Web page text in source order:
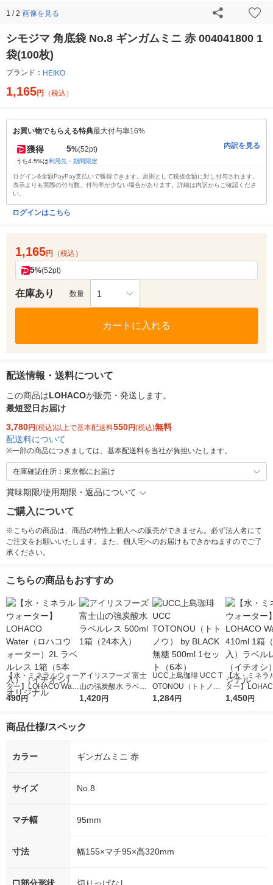
1 / 2 画像を見る
シモジマ 角底袋 No.8 ギンガムミニ 赤 004041800 1
袋(100枚)
ブランド： HEIKO
1,165円 （税込）
お買い物でもらえる特典最大付与率16%
獲得 5%(52pt)
うち4.5%は利用先・期間限定
内訳を見る
ログイン&全額PayPay支払いで獲得できます。原則として税抜金額に対し付与されます。
表示よりも実際の付与数、付与率が少ない場合があります。詳細は内訳からご確認くださ
い。
ログインはこちら
1,165円 （税込）
5%(52pt)
在庫あり 数量 1
カートに入れる
配送情報・送料について
この商品はLOHACOが販売・発送します。
最短翌日お届け
3,780円(税込)以上で基本配送料550円(税込)無料
配送料について
※一部の商品につきましては、基本配送料を当社が負担いたします。
在庫確認住所：東京都にお届け
賞味期限/使用期限・返品について
ご購入について
※こちらの商品は、商品の特性上個人への販売ができません。必ず法人名にて
ご注文をお願いいたします。また、個人宅へのお届けもできかねますのでご了
承ください。
こちらの商品もおすすめ
【水・ミネラルウォー
ター】LOHACO Wate
r（ロハコウォータ
シ） オリジナル
490円
アイリスフーズ 富士
山の強炭酸水 ラベル
レス 500ml 1箱（24
1,420円
UCC上島珈琲 UCC T
OTONOU（トトノ
ウ） by BLACK無糖 5
1,284円
【水・ミネラ
ター】
r 410ml 1箱（
1,450円
商品仕様/スペック
カラー ギンガムミニ 赤
サイズ No.8
マチ幅 95mm
寸法 幅155×マチ95×高320mm